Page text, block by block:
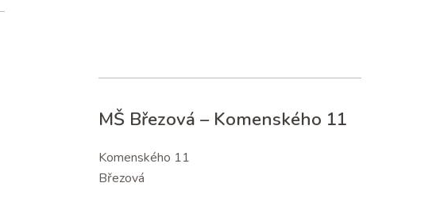
MŠ Březová – Komenského 11
Komenského 11
Březová